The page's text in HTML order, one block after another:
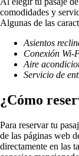
comodidades y
Algunas de las
Asientos
Conexión Wi-
Aire
Servicio de
¿Cómo
Para reservar tu
de las páginas web
directamente en las